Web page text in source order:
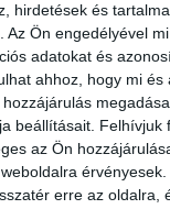
hirdetések és
Az Ön engedélyével
adatokat és
ahhoz, hogy mi
beállításait. Felhívjuk
az Ön
erre az oldalra,